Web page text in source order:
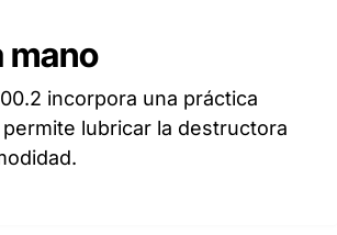
mano
incorpora una práctica
lubricar la destructora